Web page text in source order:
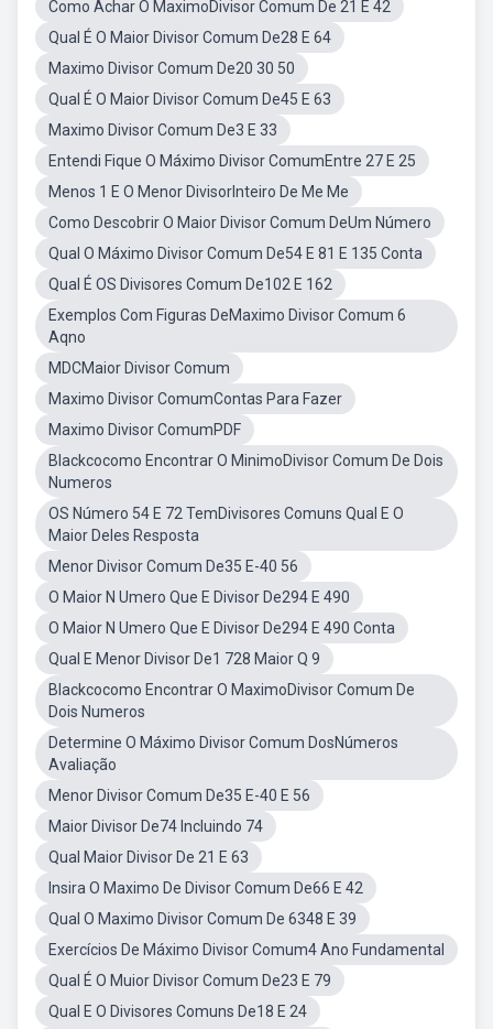
Como Achar O MaximoDivisor Comum De 21 E 42
Qual É O Maior Divisor Comum De28 E 64
Maximo Divisor Comum De20 30 50
Qual É O Maior Divisor Comum De45 E 63
Maximo Divisor Comum De3 E 33
Entendi Fique O Máximo Divisor ComumEntre 27 E 25
Menos 1 E O Menor DivisorInteiro De Me Me
Como Descobrir O Maior Divisor Comum DeUm Número
Qual O Máximo Divisor Comum De54 E 81 E 135 Conta
Qual É OS Divisores Comum De102 E 162
Exemplos Com Figuras DeMaximo Divisor Comum 6
Aqno
MDCMaior Divisor Comum
Maximo Divisor ComumContas Para Fazer
Maximo Divisor ComumPDF
Blackcocomo Encontrar O MinimoDivisor Comum De Dois
Numeros
OS Número 54 E 72 TemDivisores Comuns Qual E O
Maior Deles Resposta
Menor Divisor Comum De35 E-40 56
O Maior N Umero Que E Divisor De294 E 490
O Maior N Umero Que E Divisor De294 E 490 Conta
Qual E Menor Divisor De1 728 Maior Q 9
Blackcocomo Encontrar O MaximoDivisor Comum De
Dois Numeros
Determine O Máximo Divisor Comum DosNúmeros
Avaliação
Menor Divisor Comum De35 E-40 E 56
Maior Divisor De74 Incluindo 74
Qual Maior Divisor De 21 E 63
Insira O Maximo De Divisor Comum De66 E 42
Qual O Maximo Divisor Comum De 6348 E 39
Exercícios De Máximo Divisor Comum4 Ano Fundamental
Qual É O Muior Divisor Comum De23 E 79
Qual E O Divisores Comuns De18 E 24